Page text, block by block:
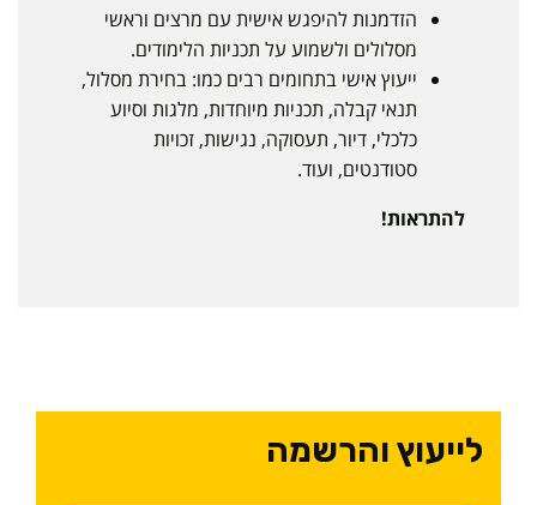
הזדמנות להיפגש אישית עם מרצים וראשי
מסלולים ולשמוע על תכניות הלימודים.
ייעוץ אישי בתחומים רבים כמו: בחירת מסלול,
תנאי קבלה, תכניות מיוחדות, מלגות וסיוע
כלכלי, דיור, תעסוקה, נגישות, זכויות
סטודנטים, ועוד.
להתראות!
לייעוץ והרשמה